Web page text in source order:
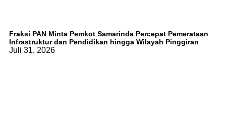
Fraksi PAN Minta Pemkot Samarinda Percepat Pemerataan
Infrastruktur dan Pendidikan hingga Wilayah Pinggiran
Juli 31, 2026